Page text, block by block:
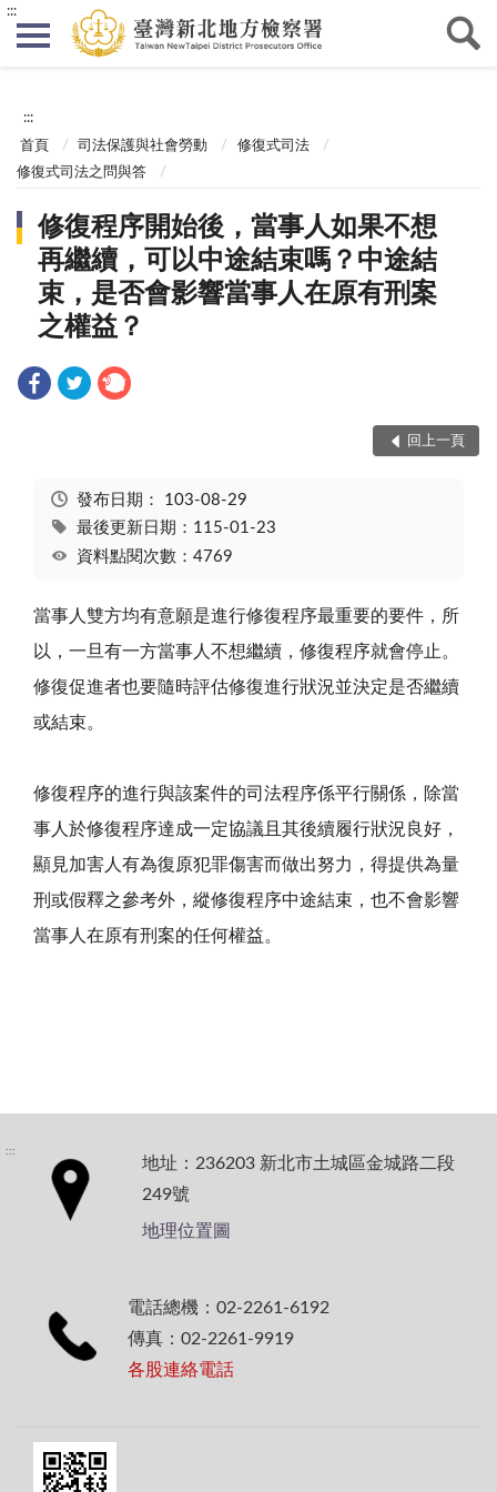
:::
:::
首頁 司法保護與社會勞動
修復式司法
修復式司法之問與答
修復程序開始後，當事人如果不想
再繼續，可以中途結束嗎？中途結
束，是否會影響當事人在原有刑案
之權益？
回上一頁
發布日期： 103-08-29
最後更新日期：115-01-23
資料點閱次數：4769
當事人雙方均有意願是進行修復程序最重要的要件，所
以，一旦有一方當事人不想繼續，修復程序就會停止。
修復促進者也要隨時評估修復進行狀況並決定是否繼續
或結束。
修復程序的進行與該案件的司法程序係平行關係，除當
事人於修復程序達成一定協議且其後續履行狀況良好，
顯見加害人有為復原犯罪傷害而做出努力，得提供為量
刑或假釋之參考外，縱修復程序中途結束，也不會影響
當事人在原有刑案的任何權益。
:::
地址：236203 新北市土城區金城路二段
249號
地理位置圖
電話總機：02-2261-6192
傳真：02-2261-9919
各股連絡電話